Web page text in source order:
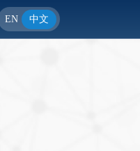
EN 中文